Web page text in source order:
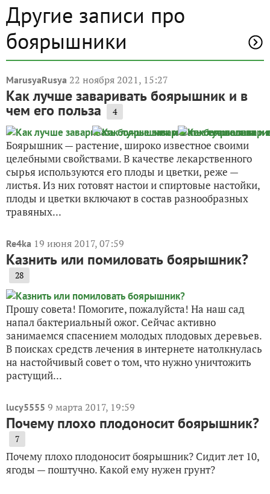
Другие записи про
боярышники
MarusyaRusya 22 ноября 2021, 15:27
Как лучше заваривать боярышник и в
чем его польза 4
Боярышник — растение, широко известное своими
целебными свойствами. В качестве лекарственного
сырья используются его плоды и цветки, реже —
листья. Из них готовят настои и спиртовые настойки,
плоды и цветки включают в состав разнообразных
травяных...
Re4ka 19 июня 2017, 07:59
Казнить или помиловать боярышник?
28
Прошу совета! Помогите, пожалуйста! На наш сад
напал бактериальный ожог. Сейчас активно
занимаемся спасением молодых плодовых деревьев.
В поисках средств лечения в интернете натолкнулась
на настойчивый совет о том, что нужно уничтожить
растущий...
lucy5555 9 марта 2017, 19:59
Почему плохо плодоносит боярышник?
7
Почему плохо плодоносит боярышник? Сидит лет 10,
ягоды — поштучно. Какой ему нужен грунт?